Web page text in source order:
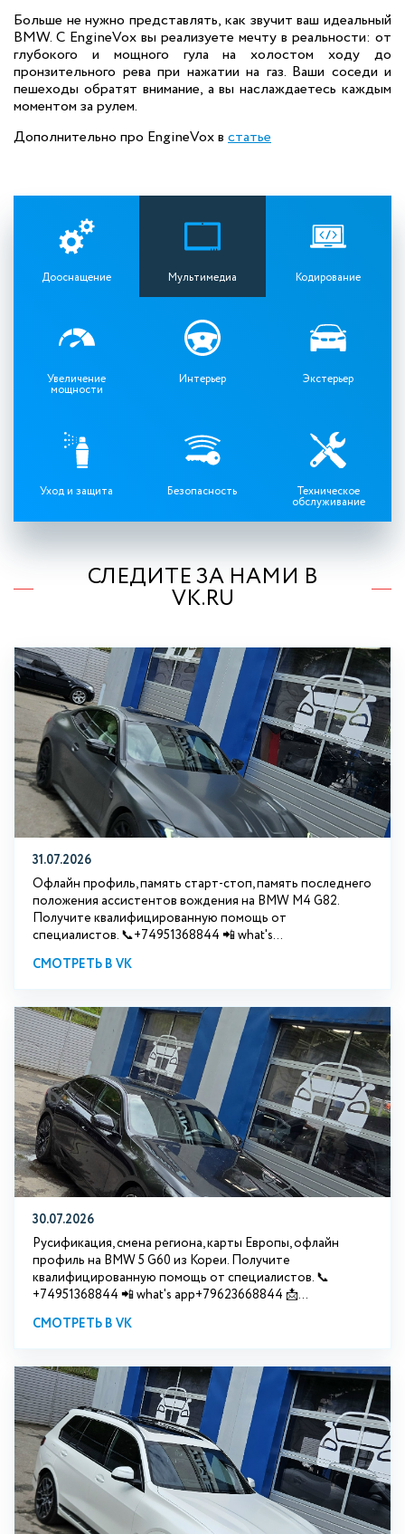
Больше не нужно представлять, как звучит ваш идеальный
BMW. С EngineVox вы реализуете мечту в реальности: от
глубокого и мощного гула на холостом ходу до
пронзительного рева при нажатии на газ. Ваши соседи и
пешеходы обратят внимание, а вы наслаждаетесь каждым
моментом за рулем.
Дополнительно про EngineVox в статье
Дооснащение Мультимедиа Кодирование
Увеличение
мощности
Интерьер Экстерьер
Уход и защита Безопасность Техническое
обслуживание
СЛЕДИТЕ ЗА НАМИ В
VK.RU
31.07.2026
Офлайн профиль, память старт-стоп, память последнего
положения ассистентов вождения на BMW М4 G82.
Получите квалифицированную помощь от
специалистов. 📞+74951368844 📲 what's...
СМОТРЕТЬ В VK
30.07.2026
Русификация, смена региона, карты Европы, офлайн
профиль на BMW 5 G60 из Кореи. Получите
квалифицированную помощь от специалистов. 📞
+74951368844 📲 what's app+79623668844 📩...
СМОТРЕТЬ В VK